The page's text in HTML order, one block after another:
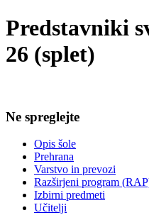
Predstavniki
26 (splet)
Ne spreglejte
Opis šole
Prehrana
Varstvo in prevozi
Razširjeni program
Izbirni predmeti
Učitelji